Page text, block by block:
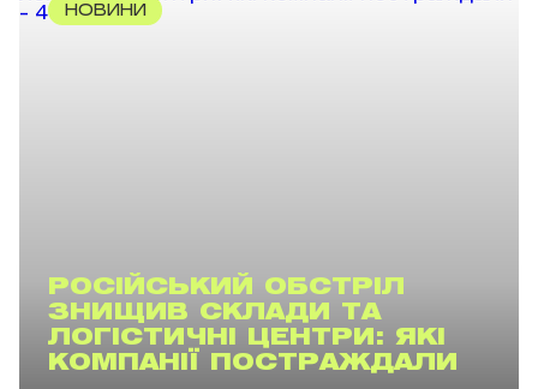
НОВИНИ
РОСІЙСЬКИЙ ОБСТРІЛ
ЗНИЩИВ СКЛАДИ ТА
ЛОГІСТИЧНІ ЦЕНТРИ: ЯКІ
КОМПАНІЇ ПОСТРАЖДАЛИ